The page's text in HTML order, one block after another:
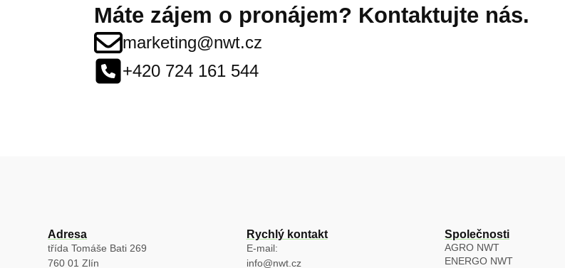
Máte zájem o pronájem? Kontaktujte nás.
marketing@nwt.cz
+420 724 161 544
Adresa
třída Tomáše Bati 269
760 01 Zlín
Rychlý kontakt
E-mail:
info@nwt.cz
Společnosti
AGRO NWT
ENERGO NWT